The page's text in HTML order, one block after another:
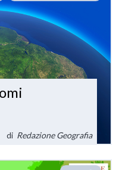
di Redazione Geografia